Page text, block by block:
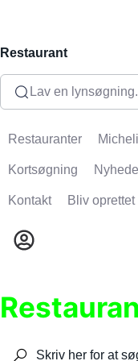
Restaurant
Lav en
Restauranter
Kortsøgning
Kontakt Bliv oprettet